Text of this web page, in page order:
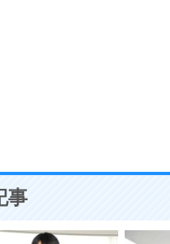
事